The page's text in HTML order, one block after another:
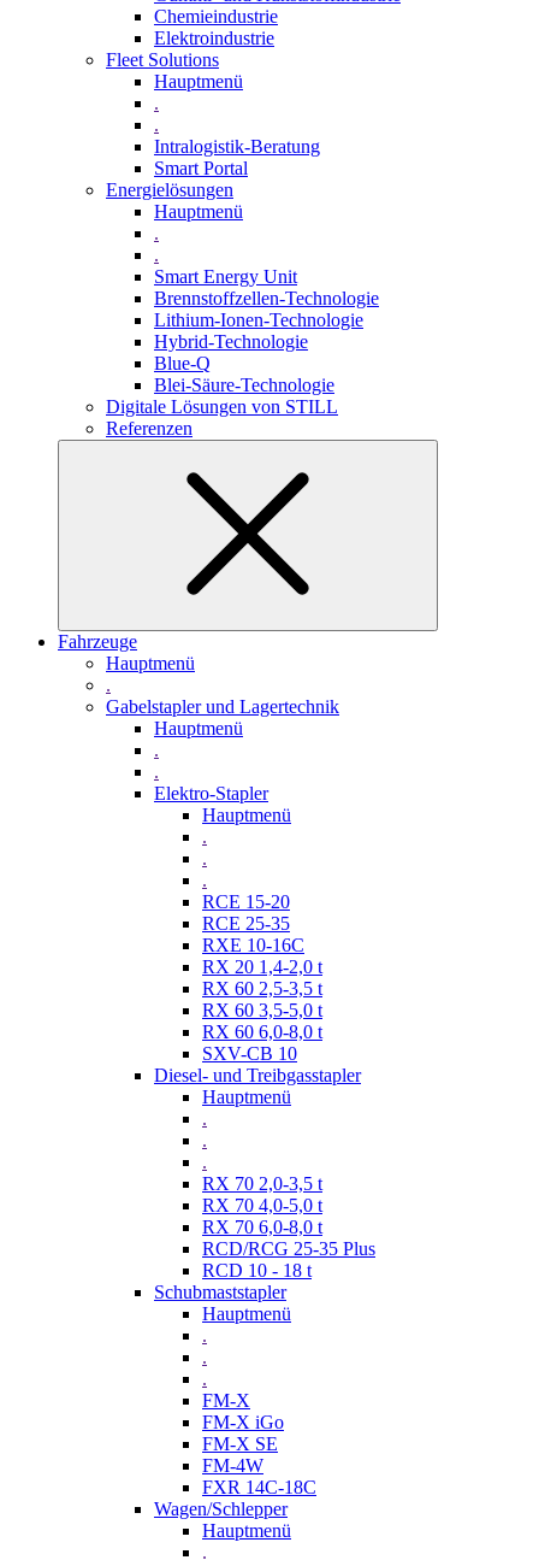
Chemieindustrie
Elektroindustrie
Fleet Solutions
Hauptmenü
.
.
Intralogistik-Beratung
Smart Portal
Energielösungen
Hauptmenü
.
.
Smart Energy Unit
Brennstoffzellen-Technologie
Lithium-Ionen-Technologie
Hybrid-Technologie
Blue-Q
Blei-Säure-Technologie
Digitale Lösungen von STILL
Referenzen
Fahrzeuge
Hauptmenü
.
Gabelstapler und Lagertechnik
Hauptmenü
.
.
Elektro-Stapler
Hauptmenü
.
.
.
RCE 15-20
RCE 25-35
RXE 10-16C
RX 20 1,4-2,0 t
RX 60 2,5-3,5 t
RX 60 3,5-5,0 t
RX 60 6,0-8,0 t
SXV-CB 10
Diesel- und Treibgasstapler
Hauptmenü
.
.
.
RX 70 2,0-3,5 t
RX 70 4,0-5,0 t
RX 70 6,0-8,0 t
RCD/RCG 25-35 Plus
RCD 10 - 18 t
Schubmaststapler
Hauptmenü
.
.
.
FM-X
FM-X iGo
FM-X SE
FM-4W
FXR 14C-18C
Wagen/Schlepper
Hauptmenü
.